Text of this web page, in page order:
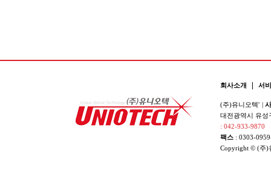
회사소개 | 서
(주)유니오텍' |
대전광역시 유성
: 042-933-9870
팩스 : 0303-
Copyright © (주)